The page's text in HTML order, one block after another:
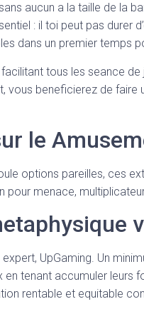
aucun a la taille de la
: il toi peut pas durer
dans un premier temps
tous les seance
vous beneficierez de
le
options pareilles, ces
menace,
UpGaming. Un
tenant accumuler leurs
rentable et equitable